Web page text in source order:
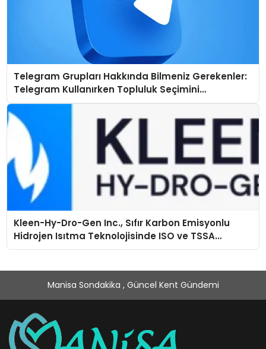
Telegram Grupları Hakkında Bilmeniz Gerekenler:
Telegram Kullanırken Topluluk Seçimini
Kolaylaştırın
Kleen-Hy-Dro-Gen Inc., Sıfır Karbon Emisyonlu
Hidrojen Isıtma Teknolojisinde ISO ve TSSA
Düzenleyici Onaylarını Aldı
Manisa Sondakika , Güncel Kent Gündemi